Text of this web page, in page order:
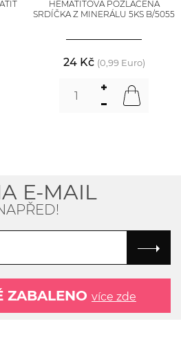
HEMATITOVÁ POZLACENÁ
SRDÍČKA Z MINERÁLU 5KS B/5055
24 Kč (0,99 Euro)
E-MAIL
ZABALENO více zde